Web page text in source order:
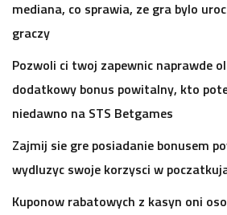
mediana, co sprawia, ze gra bylo
graczy
Pozwoli ci twoj zapewnic naprawde
dodatkowy bonus powitalny, kto
niedawno na STS Betgames
Zajmij sie gre posiadanie bonusem
wydluzyc swoje korzysci w
Kuponow rabatowych z kasyn oni